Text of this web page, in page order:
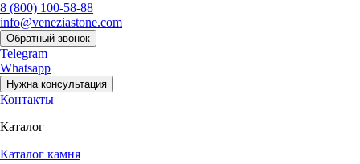
8 (800) 100-58-88
info@veneziastone.com
Обратный звонок
Telegram
Whatsapp
Нужна консультация
Контакты
Каталог
Каталог камня